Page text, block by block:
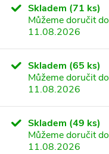
Skladem (71 ks)
Můžeme doručit do
11.08.2026
Skladem (65 ks)
Můžeme doručit do
11.08.2026
Skladem (49 ks)
Můžeme doručit do
11.08.2026